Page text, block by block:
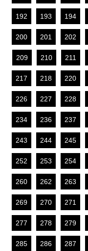
192 193 194
200 201 202
209 210 211
217 218 220
226 227 228
234 236 237
243 244 245
252 253 254
260 262 263
269 270 271
277 278 279
285 286 287